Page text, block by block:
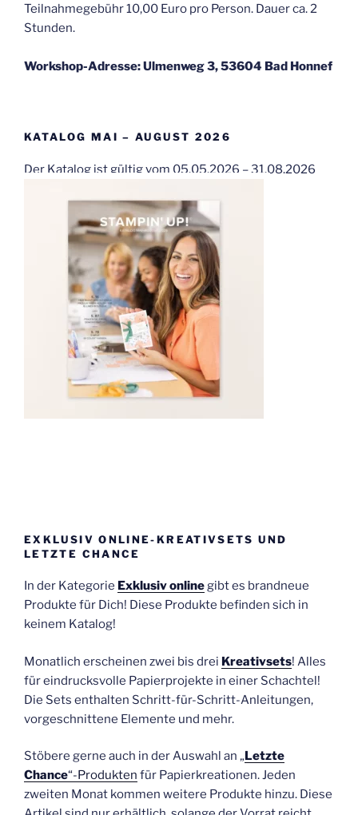
Teilnahmegebühr 10,00 Euro pro Person. Dauer ca. 2
Stunden.
Workshop-Adresse: Ulmenweg 3, 53604 Bad Honnef
KATALOG MAI – AUGUST 2026
Der Katalog ist gültig vom 05.05.2026 – 31.08.2026
EXKLUSIV ONLINE-KREATIVSETS UND
LETZTE CHANCE
In der Kategorie Exklusiv onlinegibt es brandneue
Produkte für Dich! Diese Produkte befinden sich in
keinem Katalog!
Monatlich erscheinen zwei bis drei Kreativsets! Alles
für eindrucksvolle Papierprojekte in einer Schachtel!
Die Sets enthalten Schritt-für-Schritt-Anleitungen,
vorgeschnittene Elemente und mehr.
Stöbere gerne auch in der Auswahl an „Letzte
Chance“-Produkten für Papierkreationen. Jeden
zweiten Monat kommen weitere Produkte hinzu. Diese